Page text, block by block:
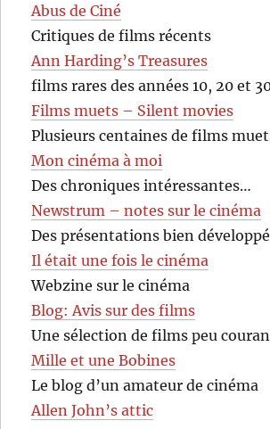
Abus de Ciné
Critiques de films récents
Ann Harding’s Treasures
films rares des années 10, 20 et
Films muets – Silent movies
Plusieurs centaines de films
Mon cinéma à moi
Des chroniques intéressantes…
Newstrum – notes sur le cinéma
Des présentations bien
Il était une fois le cinéma
Webzine sur le cinéma
Blog: Avis sur des films
Une sélection de films peu
Mille et une Bobines
Le blog d’un amateur de cinéma
Allen John’s attic